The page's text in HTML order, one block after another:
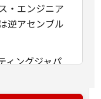
・エンジニア
逆アセンブル
ィングジャパ
ーの特定の目